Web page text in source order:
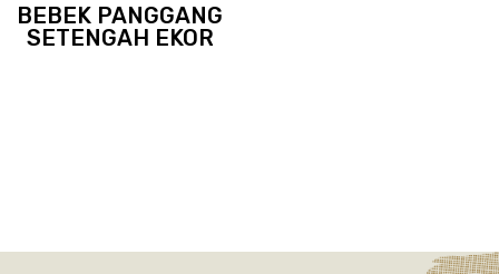
BEBEK PANGGANG
SETENGAH EKOR